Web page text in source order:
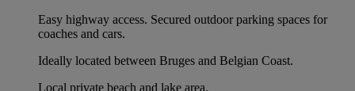
Easy highway access. Secured outdoor parking spaces for
coaches and cars.
Ideally located between Bruges and Belgian Coast.
Local private beach and lake area.